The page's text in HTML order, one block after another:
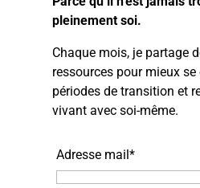
pleinement soi.
Chaque mois, je partage
ressources pour mieux
périodes de transition et
vivant avec soi-même.
Adresse mail*